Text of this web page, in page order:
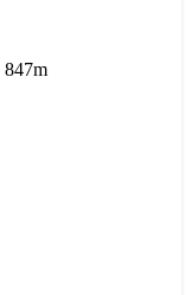
847m